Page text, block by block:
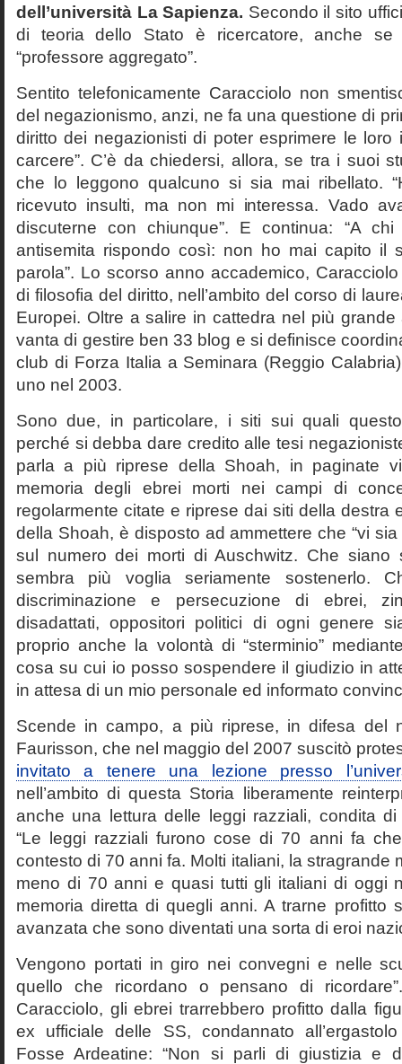
dell’università La Sapienza. Secondo il sito
di teoria dello Stato è ricercatore, anche
“professore aggregato”.
Sentito telefonicamente Caracciolo non
del negazionismo, anzi, ne fa una questione di
diritto dei negazionisti di poter esprimere le loro
carcere”. C’è da chiedersi, allora, se tra i suoi
che lo leggono qualcuno si sia mai ribellato.
ricevuto insulti, ma non mi interessa. Vado
discuterne con chiunque”. E continua: “A
antisemita rispondo così: non ho mai capito il
parola”. Lo scorso anno accademico,
di filosofia del diritto, nell’ambito del corso di
Europei. Oltre a salire in cattedra nel più grande
vanta di gestire ben 33 blog e si definisce
club di Forza Italia a Seminara (Reggio
uno nel 2003.
Sono due, in particolare, i siti sui quali
perché si debba dare credito alle tesi
parla a più riprese della Shoah, in paginate
memoria degli ebrei morti nei campi di
regolarmente citate e riprese dai siti della destra
della Shoah, è disposto ad ammettere che “vi
sul numero dei morti di Auschwitz. Che siano
sembra più voglia seriamente sostenerlo.
discriminazione e persecuzione di ebrei,
disadattati, oppositori politici di ogni genere
proprio anche la volontà di “sterminio”
cosa su cui io posso sospendere il giudizio in
in attesa di un mio personale ed informato
Scende in campo, a più riprese, in difesa del
Faurisson, che nel maggio del 2007 suscitò
invitato a tenere una lezione presso
nell’ambito di questa Storia liberamente
anche una lettura delle leggi razziali, condita di
“Le leggi razziali furono cose di 70 anni fa
contesto di 70 anni fa. Molti italiani, la stragrande
meno di 70 anni e quasi tutti gli italiani di oggi
memoria diretta di quegli anni. A trarne profitto
avanzata che sono diventati una sorta di eroi
Vengono portati in giro nei convegni e nelle
quello che ricordano o pensano di
Caracciolo, gli ebrei trarrebbero profitto dalla
ex ufficiale delle SS, condannato
Fosse Ardeatine: “Non si parli di giustizia e